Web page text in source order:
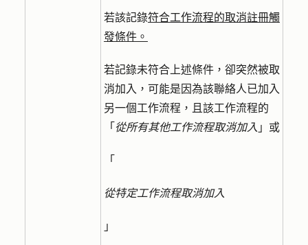
若該記錄符合工作流程的取消註冊觸
發條件。
若記錄未符合上述條件，卻突然被取
消加入，可能是因為該聯絡人已加入
另一個工作流程，且該工作流程的
「 從所有其他工作流程取消加入 」或
「
從特定工作流程取消加入
」